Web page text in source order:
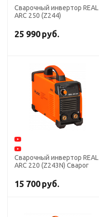
Сварочный инвертор REAL
ARC 250 (Z244)
25 990 руб.
Сварочный инвертор REAL
ARC 220 (Z243N) Сварог
15 700 руб.